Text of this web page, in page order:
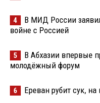
4
В МИД России
войне с Россией
5
В Абхазии впервые
молодёжный форум
6 Ереван рубит сук,